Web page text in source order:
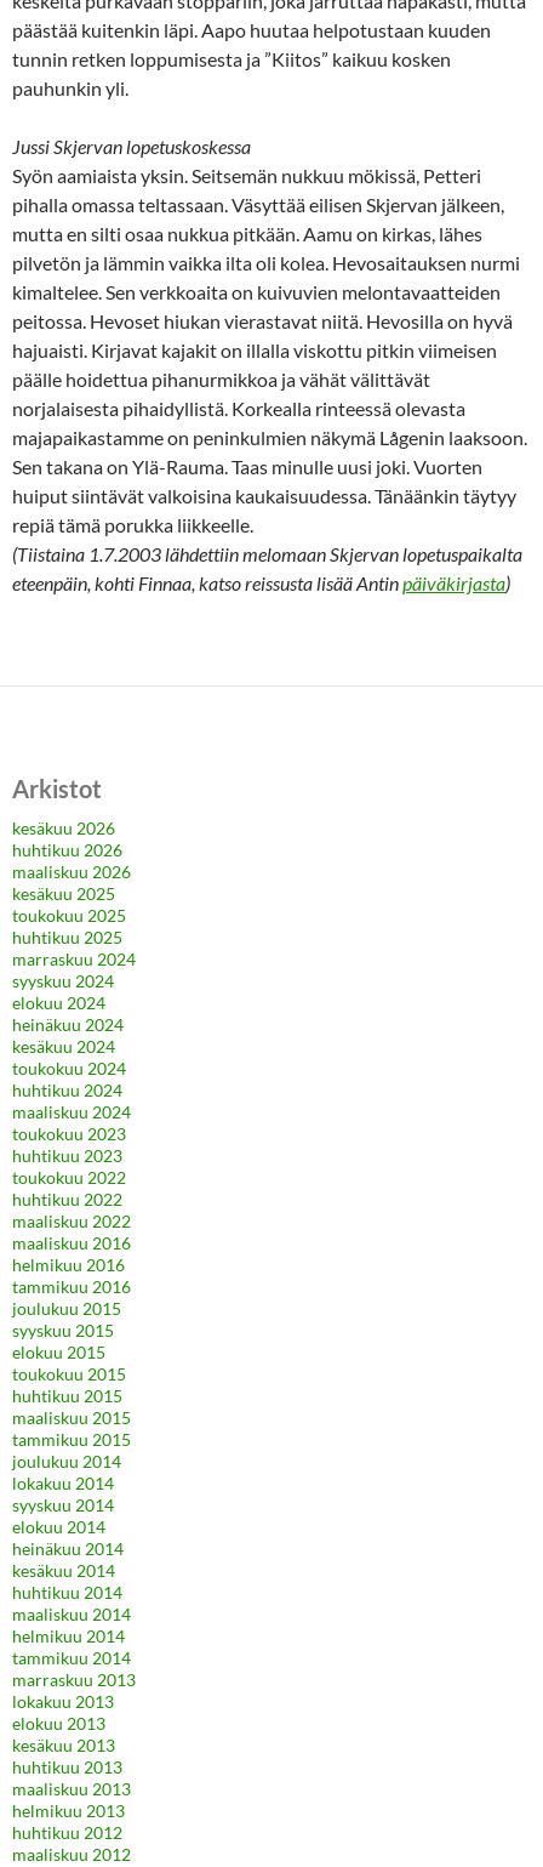
päästää kuitenkin läpi. Aapo huutaa helpotustaan kuuden
tunnin retken loppumisesta ja ”Kiitos” kaikuu kosken
pauhunkin yli.
Jussi Skjervan lopetuskoskessa
Syön aamiaista yksin. Seitsemän nukkuu mökissä, Petteri
pihalla omassa teltassaan. Väsyttää eilisen Skjervan jälkeen,
mutta en silti osaa nukkua pitkään. Aamu on kirkas, lähes
pilvetön ja lämmin vaikka ilta oli kolea. Hevosaitauksen nurmi
kimaltelee. Sen verkkoaita on kuivuvien melontavaatteiden
peitossa. Hevoset hiukan vierastavat niitä. Hevosilla on hyvä
hajuaisti. Kirjavat kajakit on illalla viskottu pitkin viimeisen
päälle hoidettua pihanurmikkoa ja vähät välittävät
norjalaisesta pihaidyllistä. Korkealla rinteessä olevasta
majapaikastamme on peninkulmien näkymä Lågenin laaksoon.
Sen takana on Ylä-Rauma. Taas minulle uusi joki. Vuorten
huiput siintävät valkoisina kaukaisuudessa. Tänäänkin täytyy
repiä tämä porukka liikkeelle.
(Tiistaina 1.7.2003 lähdettiin melomaan Skjervan lopetuspaikalta
eteenpäin, kohti Finnaa, katso reissusta lisää Antinpäiväkirjasta)
Arkistot
kesäkuu 2026
huhtikuu 2026
maaliskuu 2026
kesäkuu 2025
toukokuu 2025
huhtikuu 2025
marraskuu 2024
syyskuu 2024
elokuu 2024
heinäkuu 2024
kesäkuu 2024
toukokuu 2024
huhtikuu 2024
maaliskuu 2024
toukokuu 2023
huhtikuu 2023
toukokuu 2022
huhtikuu 2022
maaliskuu 2022
maaliskuu 2016
helmikuu 2016
tammikuu 2016
joulukuu 2015
syyskuu 2015
elokuu 2015
toukokuu 2015
huhtikuu 2015
maaliskuu 2015
tammikuu 2015
joulukuu 2014
lokakuu 2014
syyskuu 2014
elokuu 2014
heinäkuu 2014
kesäkuu 2014
huhtikuu 2014
maaliskuu 2014
helmikuu 2014
tammikuu 2014
marraskuu 2013
lokakuu 2013
elokuu 2013
kesäkuu 2013
huhtikuu 2013
maaliskuu 2013
helmikuu 2013
huhtikuu 2012
maaliskuu 2012